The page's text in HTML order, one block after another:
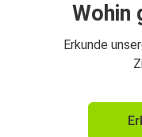
Wohin
Erkunde